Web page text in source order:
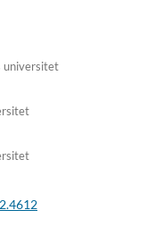
universitet